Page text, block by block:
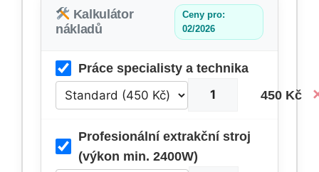
Kalkulátor
nákladů
Ceny pro:
02/2026
Práce specialisty a technika
450 Kč
Profesionální extrakční stroj
(výkon min. 2400W)